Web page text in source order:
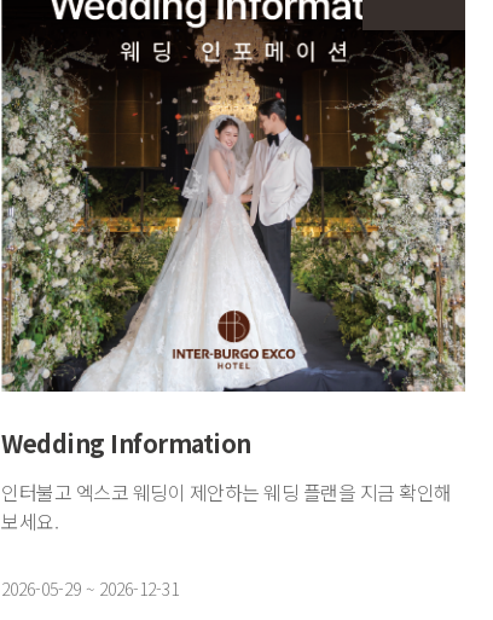
VIEW MORE
Wedding Information
인터불고 엑스코 웨딩이 제안하는 웨딩 플랜을 지금 확인해
보세요.
2026-05-29 ~ 2026-12-31